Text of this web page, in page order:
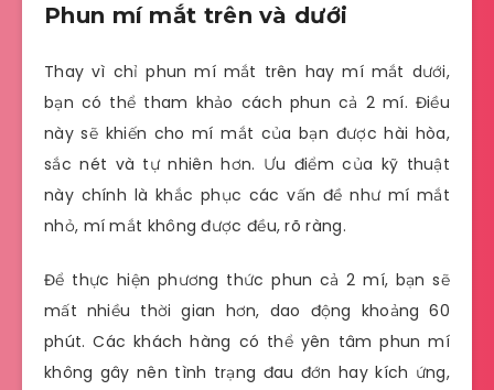
Phun mí mắt trên và dưới
Thay vì chỉ phun mí mắt trên hay mí mắt dưới,
bạn có thể tham khảo cách phun cả 2 mí. Điều
này sẽ khiến cho mí mắt của bạn được hài hòa,
sắc nét và tự nhiên hơn. Ưu điểm của kỹ thuật
này chính là khắc phục các vấn đề như mí mắt
nhỏ, mí mắt không được đều, rõ ràng.
Để thực hiện phương thức phun cả 2 mí, bạn sẽ
mất nhiều thời gian hơn, dao động khoảng 60
phút. Các khách hàng có thể yên tâm phun mí
không gây nên tình trạng đau đớn hay kích ứng,